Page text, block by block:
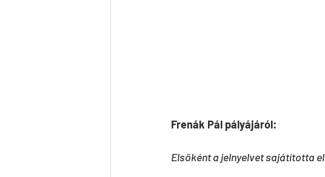
Frenák Pál pályájáról:
Elsőként a jelnyelvet sajátította el